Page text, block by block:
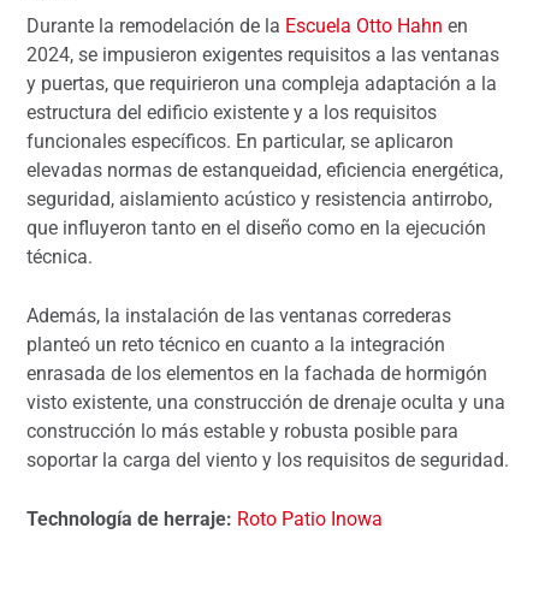
Durante la remodelación de la Escuela Otto Hahn en
2024, se impusieron exigentes requisitos a las ventanas
y puertas, que requirieron una compleja adaptación a la
estructura del edificio existente y a los requisitos
funcionales específicos. En particular, se aplicaron
elevadas normas de estanqueidad, eficiencia energética,
seguridad, aislamiento acústico y resistencia antirrobo,
que influyeron tanto en el diseño como en la ejecución
técnica.
Además, la instalación de las ventanas correderas
planteó un reto técnico en cuanto a la integración
enrasada de los elementos en la fachada de hormigón
visto existente, una construcción de drenaje oculta y una
construcción lo más estable y robusta posible para
soportar la carga del viento y los requisitos de seguridad.
Technología de herraje: Roto Patio Inowa